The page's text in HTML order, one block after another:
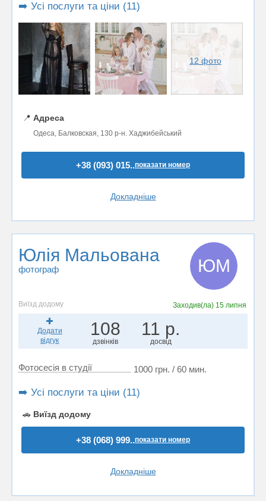
➡️ Усі послуги та ціни (11)
12 фото
📍 Адреса
Одеса, Балковская, 130 р-н. Хаджибейський
+38 (093) 015..показати номер
Докладніше
Юлія Мальована
фотограф ЮМ
Виїзд додому Заходив(ла) 15 липня
Додати
відгук
108
дзвінків
11 р.
досвід
Фотосесія в студії 1000 грн. / 60 мин.
➡️ Усі послуги та ціни (11)
🚗 Виїзд додому
+38 (068) 999..показати номер
Докладніше